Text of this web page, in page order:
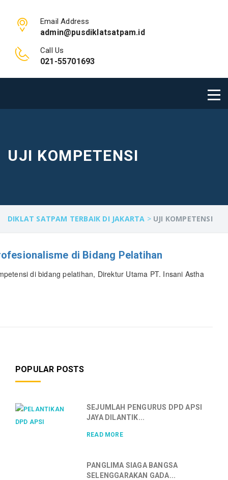
Email Address
admin@pusdiklatsatpam.id
Call Us
021-55701693
UJI KOMPETENSI
DIKLAT SATPAM TERBAIK DI JAKARTA > UJI KOMPETENSI
di Bidang Pelatihan
di bidang pelatihan, Direktur Utama PT. Insani Astha
POPULAR POSTS
SEJUMLAH PENGURUS DPD APSI
JAYA DILANTIK...
READ MORE
PANGLIMA SIAGA BANGSA
SELENGGARAKAN GADA...